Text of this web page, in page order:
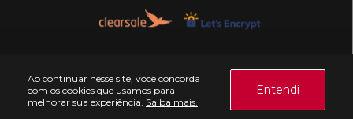
Ao continuar nesse site, você concorda
com os cookies que usamos para
melhorar sua experiência. Saiba mais.
Entendi